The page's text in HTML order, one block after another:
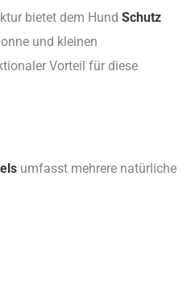
bietet dem Hund Schutz
und kleinen
Vorteil für diese
umfasst mehrere natürliche